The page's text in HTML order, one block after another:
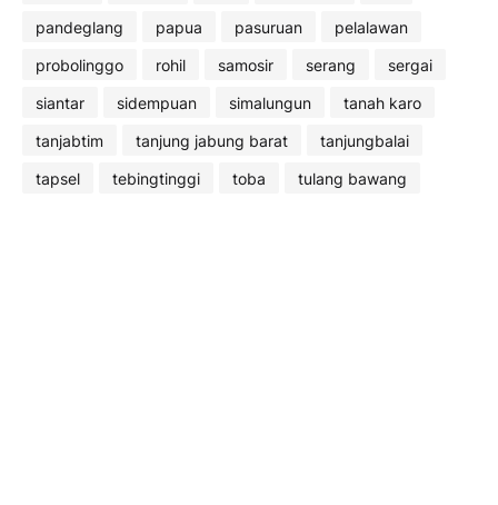
pandeglang
papua pasuruan
pelalawan
probolinggo
rohil samosir serang
sergai
siantar
sidempuan simalungun
tanah karo
tanjabtim
tanjung jabung barat
tanjungbalai
tapsel
tebingtinggi toba tulang bawang